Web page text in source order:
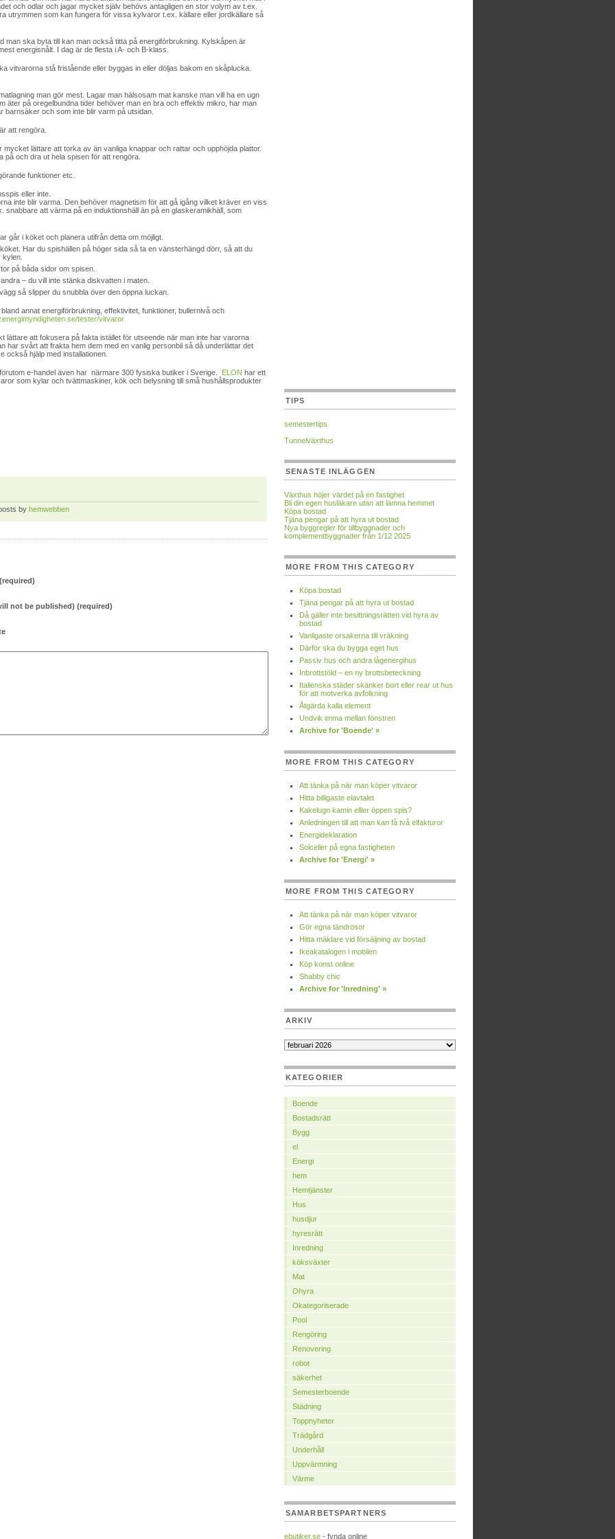
och odlar och jagar mycket själv behövs antagligen en stor volym av t.ex.
utrymmen som kan fungera för vissa kylvaror t.ex. källare eller jordkällare så
man ska byta till kan man också titta på energiförbrukning. Kylskåpen är
energisnålt. I dag är de flesta i A- och B-klass.
vitvarorna stå fristående eller byggas in eller döljas bakom en skåplucka.
man gör mest. Lagar man hälsosam mat kanske man vill ha en ugn
äter på oregelbundna tider behöver man en bra och effektiv mikro, har man
och som inte blir varm på utsidan.
att rengöra.
lättare att torka av än vanliga knappar och rattar och upphöjda plattor.
på och dra ut hela spisen för att rengöra.
funktioner etc.
eller inte.
inte blir varma. Den behöver magnetism för att gå igång vilket kräver en viss
snabbare att värma på en induktionshäll än på en glaskeramikhäll, som
går i köket och planera utifrån detta om möjligt.
Har du spishällen på höger sida så ta en vänsterhängd dörr, så att du
på båda sidor om spisen.
– du vill inte stänka diskvatten i maten.
så slipper du snubbla över den öppna luckan.
annat energiförbrukning, effektivitet, funktioner, bullernivå och
tester/vitvaror
lättare att fokusera på fakta istället för utseende när man inte har varorna
har svårt att frakta hem dem med en vanlig personbil så då underlättar det
också hjälp med installationen.
e-handel även har närmare 300 fysiska butiker i Sverige. ELON har ett
som kylar och tvättmaskiner, kök och belysning till små hushållsprodukter
by hemwebben
not be published) (required)
TIPS
semestertips
Tunnelväxthus
SENASTE INLÄGGEN
Växthus höjer värdet på en fastighet
Bli din egen husläkare utan att lämna hemmet
Köpa bostad
Tjäna pengar på att hyra ut bostad
Nya byggregler för tillbyggnader och
komplementbyggnader från 1/12 2025
MORE FROM THIS CATEGORY
Köpa bostad
Tjäna pengar på att hyra ut bostad
Då gäller inte besittningsrätten vid hyra av
bostad
Vanligaste orsakerna till vräkning
Därför ska du bygga eget hus
Passiv hus och andra lågenergihus
Inbrottstöld – en ny brottsbeteckning
Italienska städer skänker bort eller rear ut hus
för att motverka avfolkning
Åtgärda kalla element
Undvik imma mellan fönstren
Archive for 'Boende' »
MORE FROM THIS CATEGORY
Att tänka på när man köper vitvaror
Hitta billigaste elavtalet
Kakelugn kamin elller öppen spis?
Anledningen till att man kan få två elfakturor
Energideklaration
Solceller på egna fastigheten
Archive for 'Energi' »
MORE FROM THIS CATEGORY
Att tänka på när man köper vitvaror
Gör egna tändrosor
Hitta mäklare vid försäljning av bostad
Ikeakatalogen i mobilen
Köp konst online
Shabby chic
Archive for 'Inredning' »
ARKIV
KATEGORIER
Boende
Bostadsrätt
Bygg
el
Energi
hem
Hemtjänster
Hus
husdjur
hyresrätt
Inredning
köksväxter
Mat
Ohyra
Okategoriserade
Pool
Rengöring
Renovering
robot
säkerhet
Semesterboende
Städning
Toppnyheter
Trädgård
Underhåll
Uppvärmning
Värme
SAMARBETSPARTNERS
ebutiker.se - fynda online